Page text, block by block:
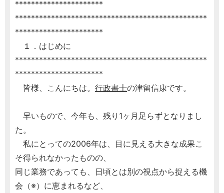
**********************
************************************************
**********************
１．はじめに
************************************************
**********************
皆様、こんにちは。 行政書士の津留信康です。
早いもので、今年も、残り1ヶ月足らずとなりまし
た。
私にとっての2006年は、目に見える大きな成果こ
そ得られなかったものの、
同じ業務であっても、日頃とは別の視点から捉える機
会（※）に恵まれるなど、